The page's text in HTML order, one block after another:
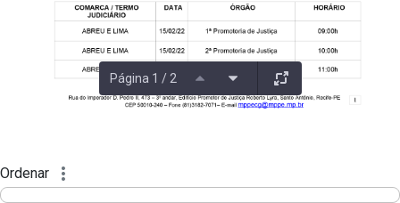
Página 1 / 2
Ordenar